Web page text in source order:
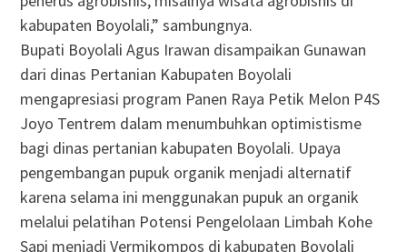
kabupaten Boyolali,” sambungnya.
Bupati Boyolali Agus Irawan disampaikan Gunawan
dari dinas Pertanian Kabupaten Boyolali
mengapresiasi program Panen Raya Petik Melon P4S
Joyo Tentrem dalam menumbuhkan optimistisme
bagi dinas pertanian kabupaten Boyolali. Upaya
pengembangan pupuk organik menjadi alternatif
karena selama ini menggunakan pupuk an organik
melalui pelatihan Potensi Pengelolaan Limbah Kohe
Sapi menjadi Vermikompos di kabupaten Boyolali